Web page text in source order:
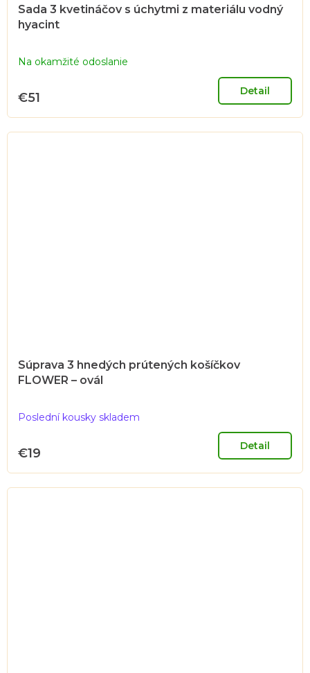
Sada 3 kvetináčov s úchytmi z materiálu vodný
hyacint
Na okamžité odoslanie
€51 Detail
Súprava 3 hnedých prútených košíčkov
FLOWER – ovál
Poslední kousky skladem
€19 Detail